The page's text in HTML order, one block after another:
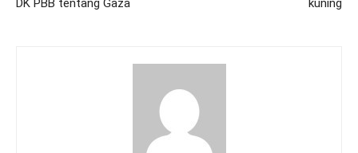
DK PBB tentang Gaza
kuning